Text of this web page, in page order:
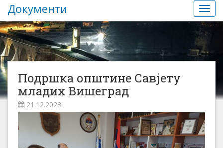
Документи
Подршка општине Савјету
младих Вишеград
21.12.2023.